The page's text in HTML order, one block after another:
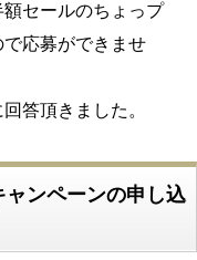
セールのちょっプ
応募ができませ
答頂きました。
ンペーンの申し込